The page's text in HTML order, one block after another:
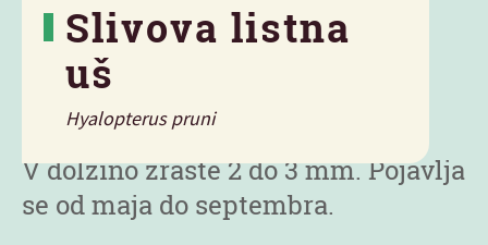
Slivova listna
uš
Hyalopterus pruni
Značilnosti
V dolžino zraste 2 do 3 mm. Pojavlja
se od maja do septembra.